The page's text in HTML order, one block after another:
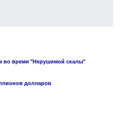
во время "Нерушимой скалы"
долларов